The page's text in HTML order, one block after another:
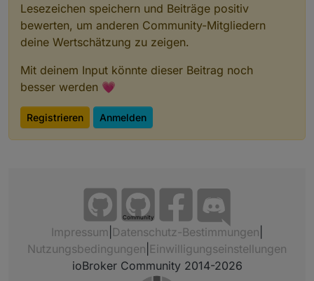
Lesezeichen speichern und Beiträge positiv
bewerten, um anderen Community-Mitgliedern
deine Wertschätzung zu zeigen.
Mit deinem Input könnte dieser Beitrag noch
besser werden 💗
Registrieren Anmelden
Community
Impressum Datenschutz-Bestimmungen
Nutzungsbedingungen Einwilligungseinstellungen
ioBroker Community 2014-2026